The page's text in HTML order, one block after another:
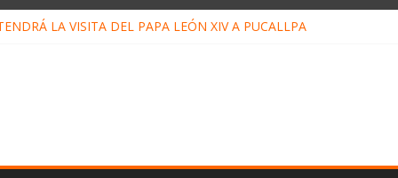
LA VISITA DEL PAPA LEÓN XIV A PUCALLPA